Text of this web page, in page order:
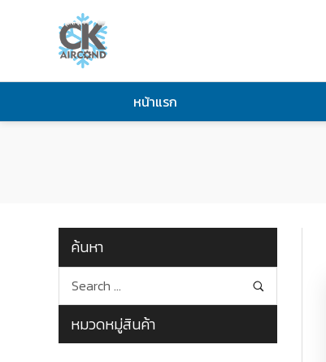
หน้าแรก
ค้นหา
หมวดหมู่สินค้า